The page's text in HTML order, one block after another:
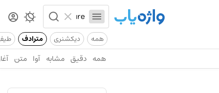
همه دیکشنری مترادف
همه دقیق مشابه آوا متن